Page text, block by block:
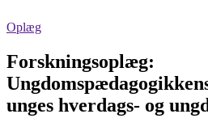
Oplæg
Forskningsoplæg:
unges hverdags- og